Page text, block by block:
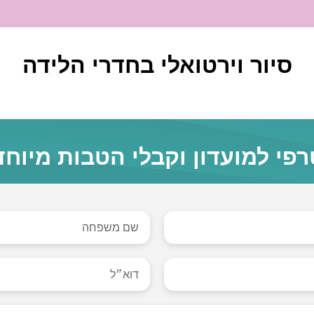
סיור וירטואלי בחדרי הלידה
למועדון וקבלי הטבות